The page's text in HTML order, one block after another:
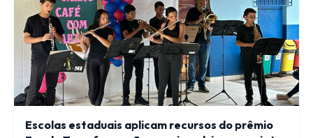
Escolas estaduais aplicam recursos do prêmio